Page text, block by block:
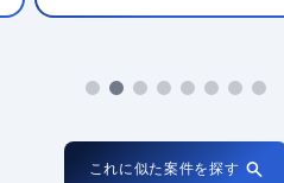
これに似た案件を探す